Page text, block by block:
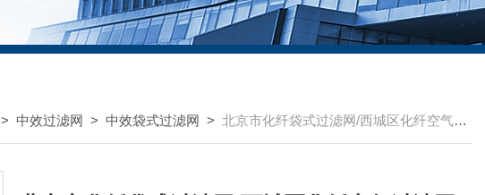
>中效过滤网 >中效袋式过滤网 >北京市化纤袋式过滤网/西城区化纤空气过滤网